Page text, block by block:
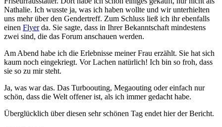
Nathalie. Ich wusste ja, was ich haben wollte und wir unterhielten
uns mehr über den Gendertreff. Zum Schluss ließ ich ihr ebenfalls
einen Flyerda. Sie sagte, dass in Ihrer Bekanntschaft mindestens
zwei sind, die das Forum anschauen werden.
Am Abend habe ich die Erlebnisse meiner Frau erzählt. Sie hat sich
kaum noch eingekriegt. Vor Lachen natürlich! Ich bin so froh, dass
sie so zu mir steht.
Ja, was war das. Das Turboouting, Megaouting oder einfach nur
schön, dass die Welt offener ist, als ich immer gedacht habe.
Überglücklich über diesen sehr schönen Tag endet hier der Bericht.